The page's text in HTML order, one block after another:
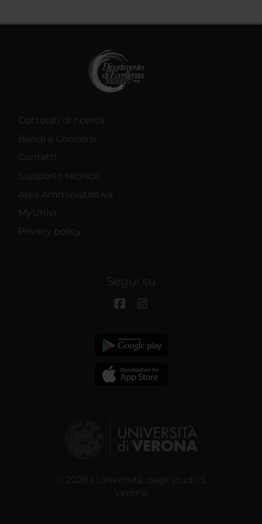
Dottorati di ricerca
Bandi e Concorsi
Contatti
Supporto tecnico
Area Amministrativa
MyUnivr
Privacy policy
Segui su
© 2026 | Università degli studi di
Verona